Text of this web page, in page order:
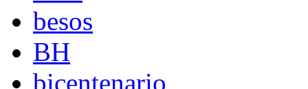
besos
BH
bicentenario